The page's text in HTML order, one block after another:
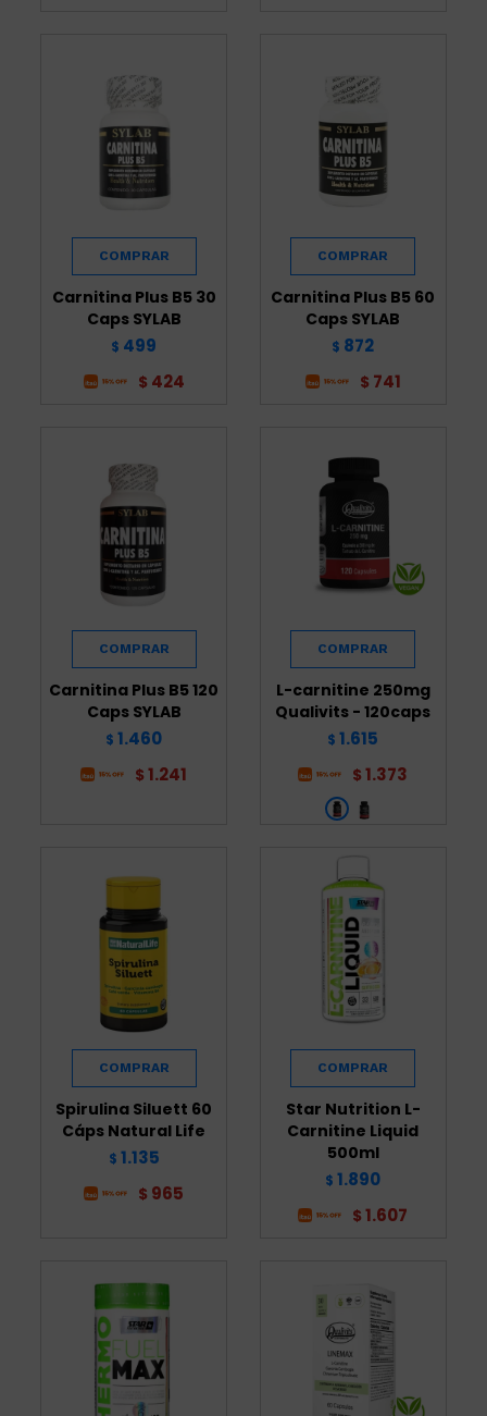
Carnitina Plus B5 30
Caps SYLAB
$ 499
$ 424
Carnitina Plus B5 60
Caps SYLAB
$ 872
$ 741
Carnitina Plus B5 120
Caps SYLAB
$ 1.460
$ 1.241
L-carnitine 250mg
Qualivits - 120caps
$ 1.615
$ 1.373
Spirulina Siluett 60
Cáps Natural Life
$ 1.135
$ 965
Star Nutrition L-
Carnitine Liquid
500ml
$ 1.890
$ 1.607